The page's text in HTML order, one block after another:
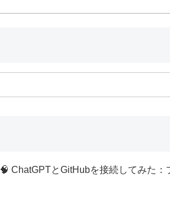
🧠 ChatGPTとGitHubを接続してみた